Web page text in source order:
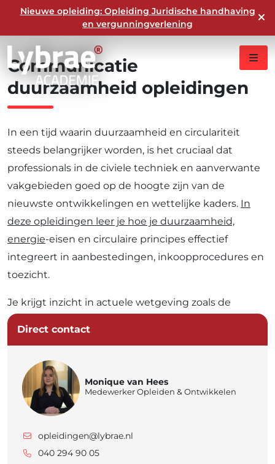
Nieuwe opleiding: Opleiding Juridische handhaving
en vergunningverlening
Vind jouw passende opleiding of module
Communicatie
duurzaamheid opleidingen
In een tijd waarin duurzaamheid en circulariteit
steeds belangrijker worden, is het cruciaal dat
professionals in de civiele techniek en aanverwante
vakgebieden goed op de hoogte zijn van de
nieuwste ontwikkelingen en wettelijke kaders. In
deze opleidingen leer je hoe je duurzaamheid,
energie-eisen en circulaire principes effectief
integreert in aanbestedingen, inkoopprocedures en
toezicht.
Je krijgt inzicht in actuele wetgeving zoals de
Aanbestedingswet, de Wet milieubeheer en het
verschillende contractvormen
Direct contact
Monique van Hees
Medewerker Opleiden & Ontwikkelen
opleidingen@lybrae.nl
040 294 90 05